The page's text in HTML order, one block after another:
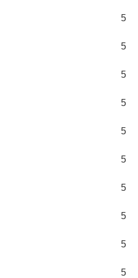
5
5
5
5
5
5
5
5
5
5